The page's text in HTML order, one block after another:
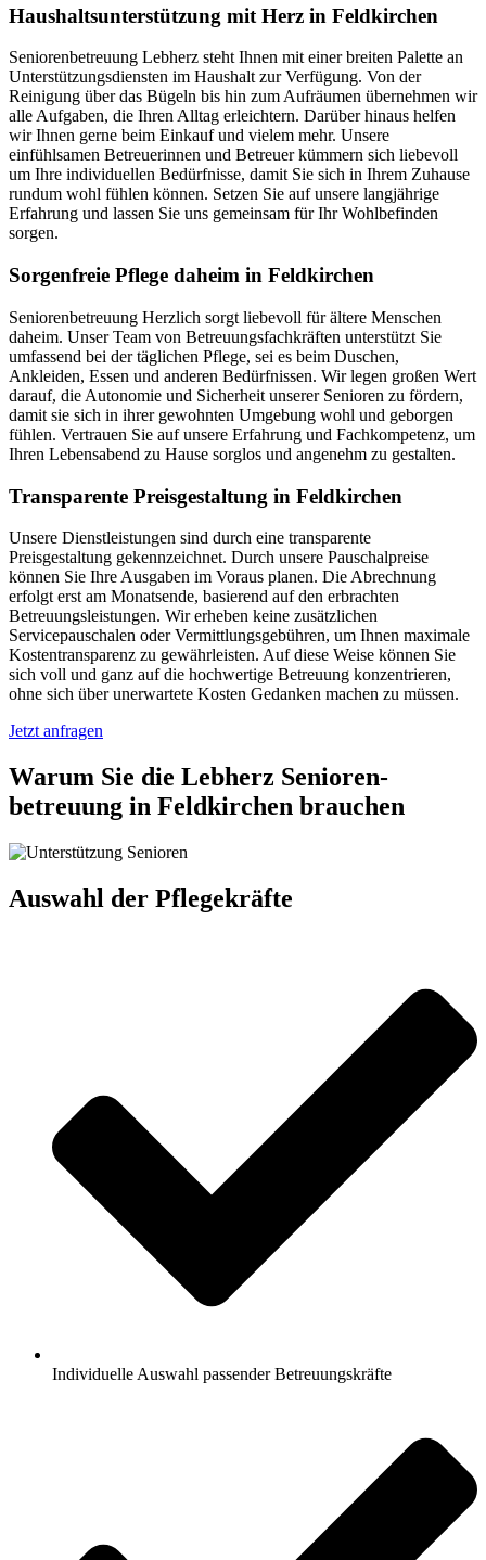
Haushalts­unterstützung mit Herz in Feldkirchen
Seniorenbetreuung Lebherz steht Ihnen mit einer breiten Palette an
Unterstützungsdiensten im Haushalt zur Verfügung. Von der
Reinigung über das Bügeln bis hin zum Aufräumen übernehmen wir
alle Aufgaben, die Ihren Alltag erleichtern. Darüber hinaus helfen
wir Ihnen gerne beim Einkauf und vielem mehr. Unsere
einfühlsamen Betreuerinnen und Betreuer kümmern sich liebevoll
um Ihre individuellen Bedürfnisse, damit Sie sich in Ihrem Zuhause
rundum wohl fühlen können. Setzen Sie auf unsere langjährige
Erfahrung und lassen Sie uns gemeinsam für Ihr Wohlbefinden
sorgen.
Sorgenfreie Pflege daheim in Feldkirchen
Seniorenbetreuung Herzlich sorgt liebevoll für ältere Menschen
daheim. Unser Team von Betreuungsfachkräften unterstützt Sie
umfassend bei der täglichen Pflege, sei es beim Duschen,
Ankleiden, Essen und anderen Bedürfnissen. Wir legen großen Wert
darauf, die Autonomie und Sicherheit unserer Senioren zu fördern,
damit sie sich in ihrer gewohnten Umgebung wohl und geborgen
fühlen. Vertrauen Sie auf unsere Erfahrung und Fachkompetenz, um
Ihren Lebensabend zu Hause sorglos und angenehm zu gestalten.
Transparente Preisgestaltung in Feldkirchen
Unsere Dienstleistungen sind durch eine transparente
Preisgestaltung gekennzeichnet. Durch unsere Pauschalpreise
können Sie Ihre Ausgaben im Voraus planen. Die Abrechnung
erfolgt erst am Monatsende, basierend auf den erbrachten
Betreuungsleistungen. Wir erheben keine zusätzlichen
Servicepauschalen oder Vermittlungsgebühren, um Ihnen maximale
Kostentransparenz zu gewährleisten. Auf diese Weise können Sie
sich voll und ganz auf die hochwertige Betreuung konzentrieren,
ohne sich über unerwartete Kosten Gedanken machen zu müssen.
Jetzt anfragen
Warum Sie die Lebherz Senioren­
betreuung in Feldkirchen brauchen
Auswahl der Pflegekräfte
Individuelle Auswahl passender Betreuungskräfte